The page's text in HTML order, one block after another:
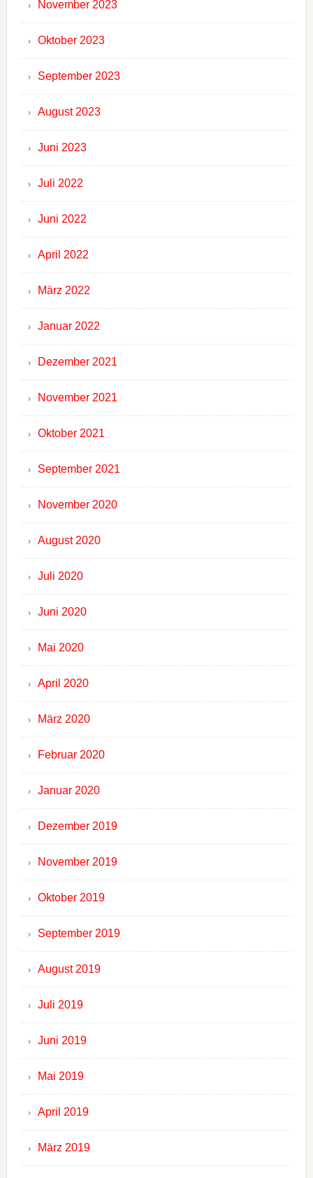
November 2023
Oktober 2023
September 2023
August 2023
Juni 2023
Juli 2022
Juni 2022
April 2022
März 2022
Januar 2022
Dezember 2021
November 2021
Oktober 2021
September 2021
November 2020
August 2020
Juli 2020
Juni 2020
Mai 2020
April 2020
März 2020
Februar 2020
Januar 2020
Dezember 2019
November 2019
Oktober 2019
September 2019
August 2019
Juli 2019
Juni 2019
Mai 2019
April 2019
März 2019